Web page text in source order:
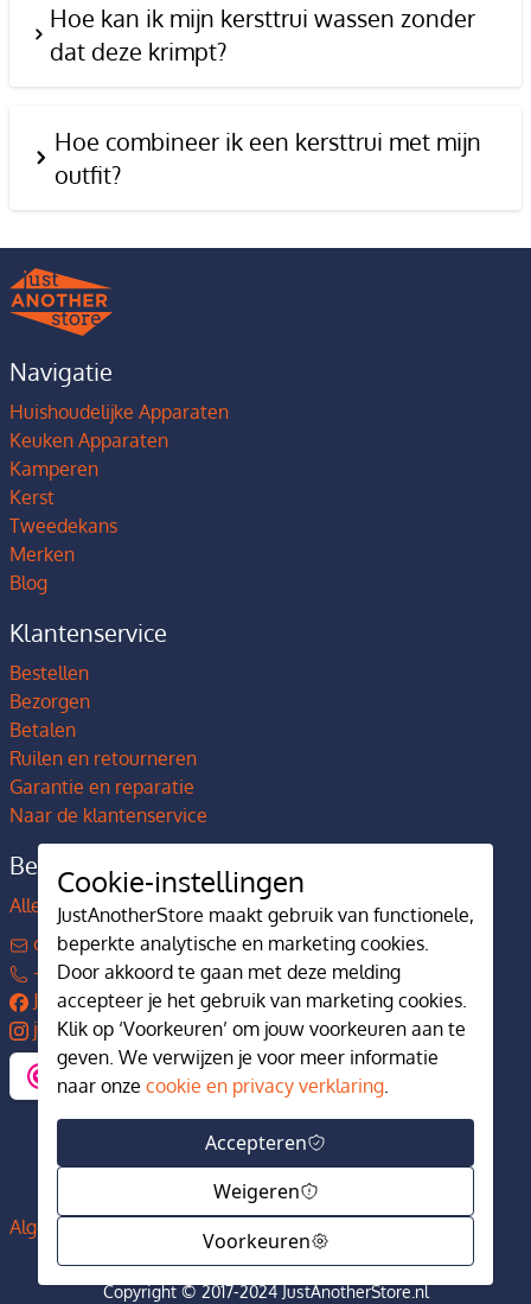
Hoe kan ik mijn kersttrui wassen zonder
dat deze krimpt?
Hoe combineer ik een kersttrui met mijn
outfit?
Navigatie
Huishoudelijke Apparaten
Keuken Apparaten
Kamperen
Kerst
Tweedekans
Merken
Blog
Klantenservice
Bestellen
Bezorgen
Betalen
Ruilen en retourneren
Garantie en reparatie
Naar de klantenservice
Bedrijfsgegevens
Alles over JustAnotherStore
contact@justanotherstore.nl
+31 73 644 7405
JustAnotherStore
justanotherstore.nl
Algemene voorwaarden Privacy en cookiebeleid
Copyright © 2017-2024 JustAnotherStore.nl
Cookie-instellingen
JustAnotherStore maakt gebruik van functionele,
beperkte analytische en marketing cookies.
Door akkoord te gaan met deze melding
accepteer je het gebruik van marketing cookies.
Klik op ‘Voorkeuren’ om jouw voorkeuren aan te
geven. We verwijzen je voor meer informatie
naar onze cookie en privacy verklaring.
Accepteren
Weigeren
Voorkeuren